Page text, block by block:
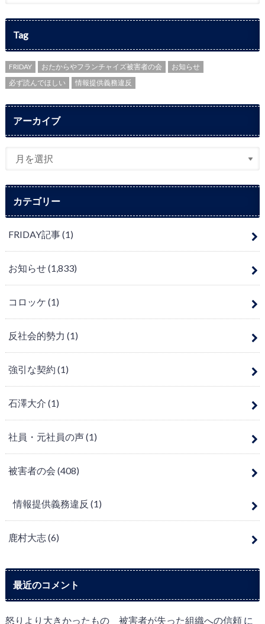
Tag
FRIDAY おたからやフランチャイズ被害者の会
お知らせ
必ず読んでほしい
情報提供義務違反
アーカイブ
カテゴリー
FRIDAY記事(1)
お知らせ(1,833)
コロッケ (1)
反社会的勢力 (1)
強引な契約 (1)
石澤大介 (1)
社員・元社員の声(1)
被害者の会 (408)
情報提供義務違反 (1)
鹿村大志(6)
最近のコメント
怒りより大きかったもの 被害者が失った組織への信頼に